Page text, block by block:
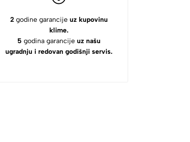
2 godine garancijeuz kupovinu
klime.
5 godina garancijeuz našu
ugradnju i redovan godišnji servis.